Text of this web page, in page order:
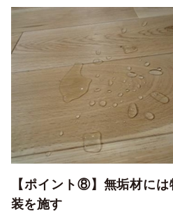
【ポイント⑧】無垢材に
装を施す